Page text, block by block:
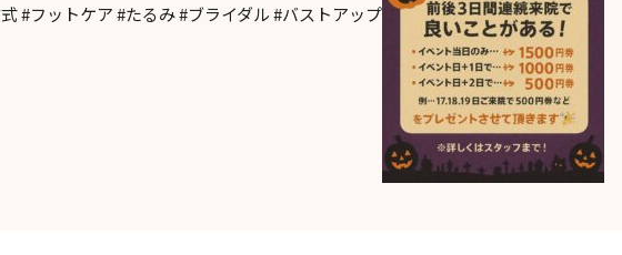
#フットケア #たるみ #ブライダル #バストアップ